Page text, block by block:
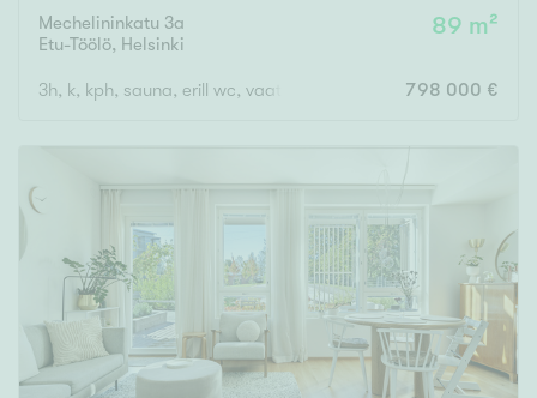
Mechelininkatu 3a
Etu-Töölö, Helsinki
89 m²
3h, k, kph, sauna, erill wc, vaateh, parveke 798 000 €